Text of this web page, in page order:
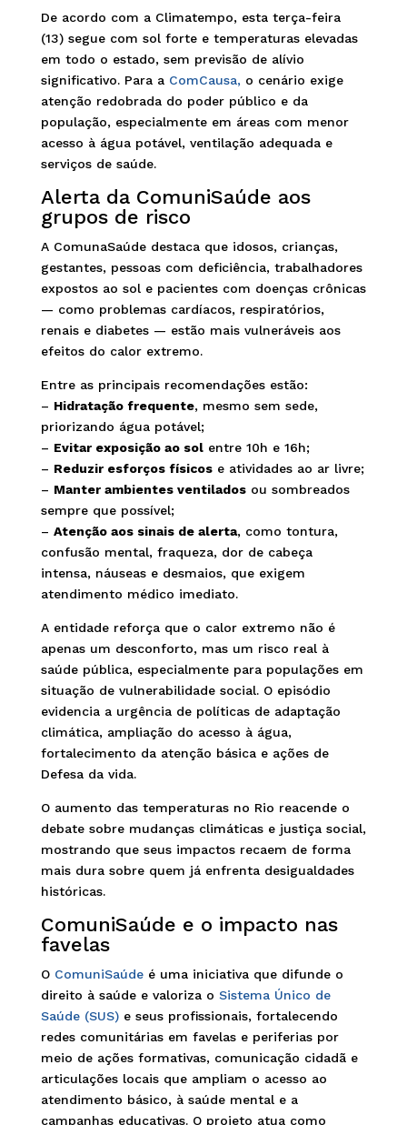
De acordo com a Climatempo, esta terça-feira
(13) segue com sol forte e temperaturas elevadas
em todo o estado, sem previsão de alívio
significativo. Para aComCausa, o cenário exige
atenção redobrada do poder público e da
população, especialmente em áreas com menor
acesso à água potável, ventilação adequada e
serviços de saúde.
Alerta da ComuniSaúde aos
grupos de risco
A ComunaSaúde destaca que idosos, crianças,
gestantes, pessoas com deficiência, trabalhadores
expostos ao sol e pacientes com doenças crônicas
— como problemas cardíacos, respiratórios,
renais e diabetes — estão mais vulneráveis aos
efeitos do calor extremo.
Entre as principais recomendações estão:
– Hidratação frequente, mesmo sem sede,
priorizando água potável;
– Evitar exposição ao solentre 10h e 16h;
– Reduzir esforços físicose atividades ao ar livre;
– Manter ambientes ventiladosou sombreados
sempre que possível;
– Atenção aos sinais de alerta, como tontura,
confusão mental, fraqueza, dor de cabeça
intensa, náuseas e desmaios, que exigem
atendimento médico imediato.
A entidade reforça que o calor extremo não é
apenas um desconforto, mas um risco real à
saúde pública, especialmente para populações em
situação de vulnerabilidade social. O episódio
evidencia a urgência de políticas de adaptação
climática, ampliação do acesso à água,
fortalecimento da atenção básica e ações de
Defesa da vida.
O aumento das temperaturas no Rio reacende o
debate sobre mudanças climáticas e justiça social,
mostrando que seus impactos recaem de forma
mais dura sobre quem já enfrenta desigualdades
históricas.
ComuniSaúde e o impacto nas
favelas
O ComuniSaúdeé uma iniciativa que difunde o
direito à saúde e valoriza o Sistema Único de
Saúde (SUS)e seus profissionais, fortalecendo
redes comunitárias em favelas e periferias por
meio de ações formativas, comunicação cidadã e
articulações locais que ampliam o acesso ao
atendimento básico, à saúde mental e a
campanhas educativas. O projeto atua como